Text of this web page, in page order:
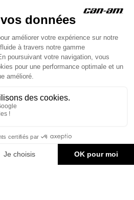
AJOUTER AU PANIER
vous propose des accessoires d'origine
(On Road) ou votre véhicule tout